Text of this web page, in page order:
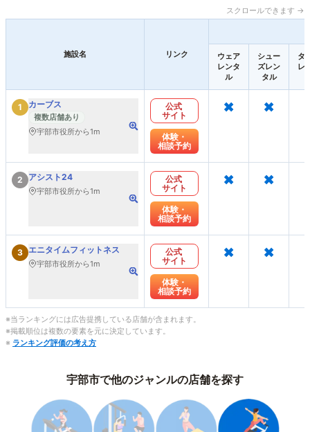
スクロールできます →
施設名 リンク
ウェア
レンタ
ル
シュー
ズレン
タル
タ
レ
1 カーブス
複数店舗あり
宇部市役所から1m
公式
サイト
体験・
相談予約
× ×
2 アシスト24
宇部市役所から1m
公式
サイト
体験・
相談予約
× ×
3 エニタイムフィットネス
宇部市役所から1m
公式
サイト
体験・
相談予約
× ×
※当ランキングには広告提携している店舗が含まれます。
※掲載順位は複数の要素を元に決定しています。
※ ランキング評価の考え方
宇部市で他のジャンルの店舗を探す